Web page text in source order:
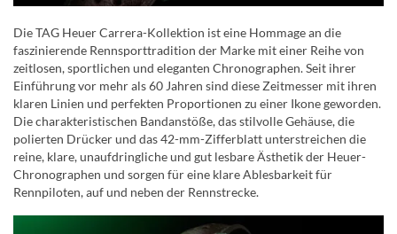
Die TAG Heuer Carrera-Kollektion ist eine Hommage an die
faszinierende Rennsporttradition der Marke mit einer Reihe von
zeitlosen, sportlichen und eleganten Chronographen. Seit ihrer
Einführung vor mehr als 60 Jahren sind diese Zeitmesser mit ihren
klaren Linien und perfekten Proportionen zu einer Ikone geworden.
Die charakteristischen Bandanstöße, das stilvolle Gehäuse, die
polierten Drücker und das 42-mm-Zifferblatt unterstreichen die
reine, klare, unaufdringliche und gut lesbare Ästhetik der Heuer-
Chronographen und sorgen für eine klare Ablesbarkeit für
Rennpiloten, auf und neben der Rennstrecke.